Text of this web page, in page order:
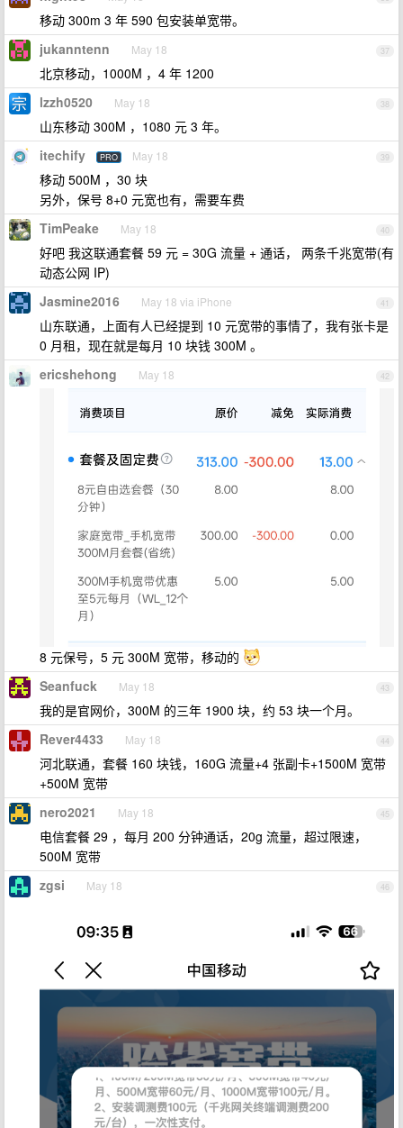
移动 300m 3 年 590 包安装单宽带。
37
jukanntenn May 18
北京移动，1000M ，4 年 1200
38
lzzh0520 May 18
山东移动 300M ，1080 元 3 年。
39
itechify PRO May 18
移动 500M ，30 块
另外，保号 8+0 元宽也有，需要车费
40
TimPeake May 18
好吧 我这联通套餐 59 元 = 30G 流量 + 通话， 两条千兆宽带(有
动态公网 IP)
41
Jasmine2016 May 18 via iPhone
山东联通，上面有人已经提到 10 元宽带的事情了，我有张卡是
0 月租，现在就是每月 10 块钱 300M 。
42
ericshehong May 18
8 元保号，5 元 300M 宽带，移动的
43
Seanfuck May 18
我的是官网价，300M 的三年 1900 块，约 53 块一个月。
44
Rever4433 May 18
河北联通，套餐 160 块钱，160G 流量+4 张副卡+1500M 宽带
+500M 宽带
45
nero2021 May 18
电信套餐 29 ，每月 200 分钟通话，20g 流量，超过限速，
500M 宽带
46
zgsi May 18